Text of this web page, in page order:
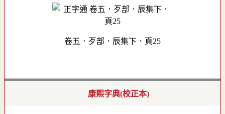
卷五．歹部．辰集下．頁25
康熙字典(校正本)